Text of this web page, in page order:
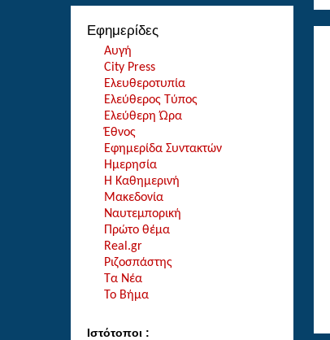
Εφημερίδες
Αυγή
City Press
Ελευθεροτυπία
Ελεύθερος Τύπος
Ελεύθερη Ώρα
Έθνος
Εφημερίδα Συντακτών
Ημερησία
Η Καθημερινή
Μακεδονία
Ναυτεμπορική
Πρώτο θέμα
Real.gr
Ριζοσπάστης
Τα Νέα
Το Βήμα
Ιστότοποι :